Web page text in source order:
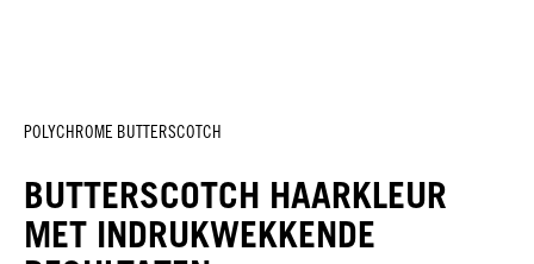
POLYCHROME BUTTERSCOTCH
BUTTERSCOTCH HAARKLEUR
MET INDRUKWEKKENDE